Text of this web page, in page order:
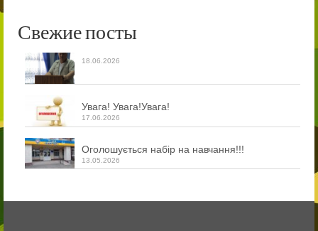
Свежие посты
18.06.2026
Увага! Увага!Увага!
17.06.2026
Оголошується набір на навчання!!!
13.05.2026